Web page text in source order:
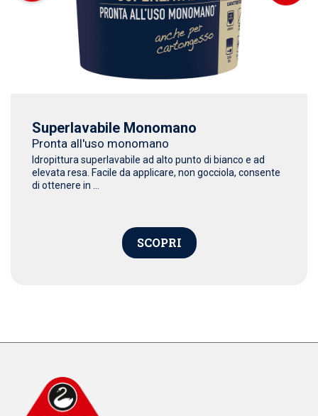
Superlavabile Monomano
Pronta all'uso monomano
Idropittura superlavabile ad alto punto di bianco e ad
elevata resa. Facile da applicare, non gocciola, consente
di ottenere in ...
SCOPRI